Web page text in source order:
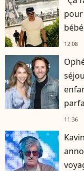
12:08
11:36